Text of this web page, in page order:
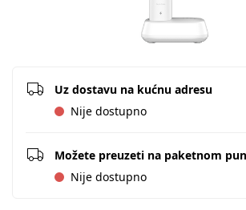
Uz dostavu na kućnu adresu
Nije dostupno
Možete preuzeti na paketnom
Nije dostupno